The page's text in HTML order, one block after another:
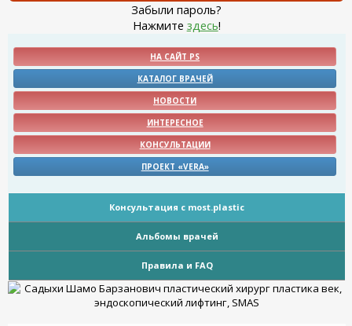
Забыли пароль?
Нажмите здесь!
НА САЙТ PS
КАТАЛОГ ВРАЧЕЙ
НОВОСТИ
ИНТЕРЕСНОЕ
КОНСУЛЬТАЦИИ
ПРОЕКТ «VERA»
Консультация с most.plastic
Альбомы врачей
Правила и FAQ